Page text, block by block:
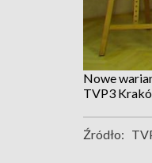
Nowe
TVP3
Źródło: